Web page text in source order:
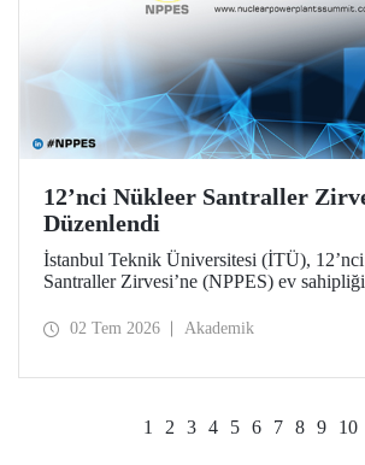
12’nci Nükleer Santraller
Düzenlendi
İstanbul Teknik Üniversitesi (İTÜ),
Santraller Zirvesi’ne (NPPES) ev
Hedeflerini Güçlendirmek” temalı zirvede
02 Tem 2026 Akademik
1 2 3 4 5 6 7 8 9 10